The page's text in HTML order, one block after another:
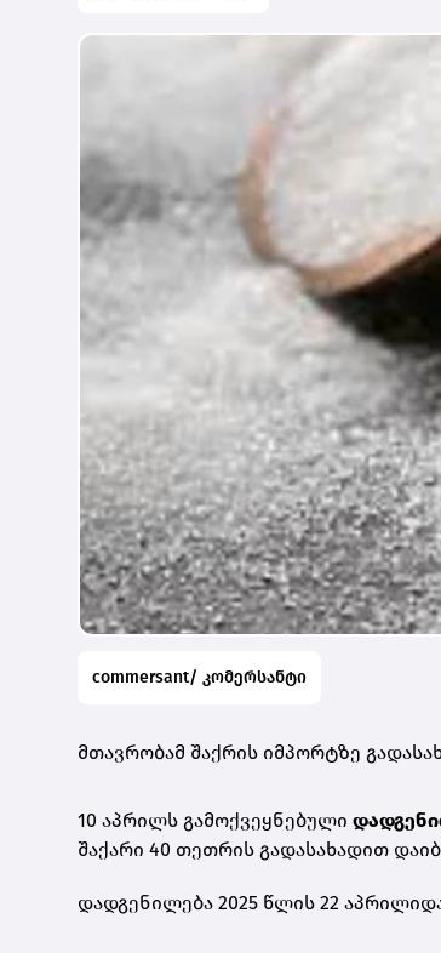
commersant/ კომერსანტი
მთავრობამ შაქრის იმპორტზე
10 აპრილს გამოქვეყნებული
შაქარი 40 თეთრის გადასახადით
დადგენილება 2025 წლის 22